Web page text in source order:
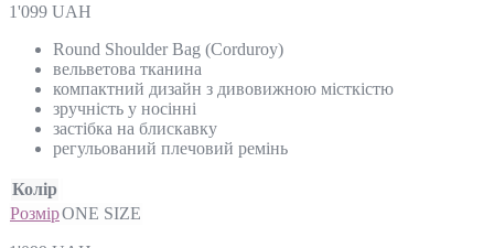
1'099 UAH
Round Shoulder Bag (Corduroy)
вельветова тканина
компактний дизайн з дивовижною місткістю
зручність у носінні
застібка на блискавку
регульований плечовий ремінь
Колір
РозмірONE SIZE